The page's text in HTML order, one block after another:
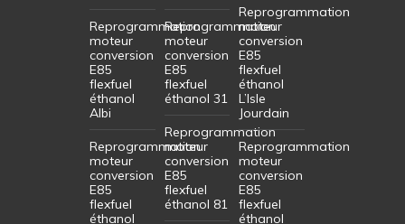
Reprogrammation
moteur
conversion
E85
flexfuel
éthanol
Albi
Reprogrammation
moteur
conversion
E85
flexfuel
éthanol
Reprogrammation
moteur
conversion
E85
flexfuel
éthanol 31
Reprogrammation
moteur
conversion
E85
flexfuel
éthanol 81
Reprogrammation
moteur
conversion
E85
flexfuel
éthanol
L’Isle
Jourdain
Reprogrammation
moteur
conversion
E85
flexfuel
éthanol